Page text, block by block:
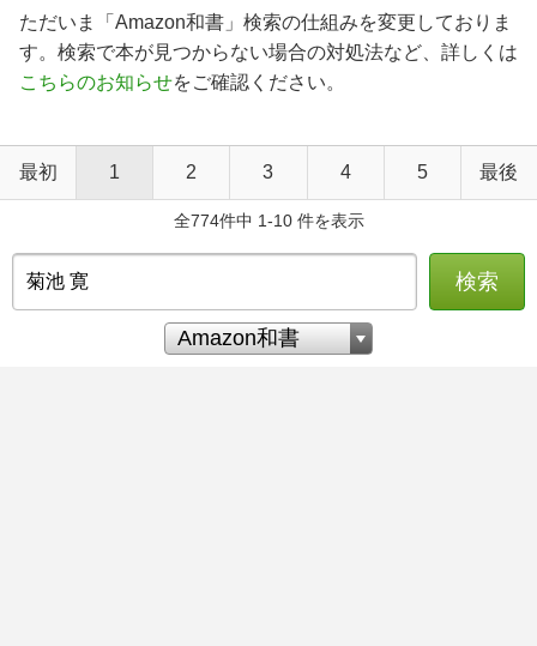
ただいま「Amazon和書」検索の仕組みを変更しておりま
す。検索で本が見つからない場合の対処法など、詳しくは
こちらのお知らせをご確認ください。
最初 1 2 3 4 5 最後
全774件中 1-10 件を表示
検索